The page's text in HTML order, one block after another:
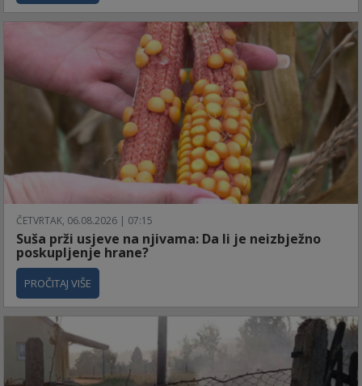
ČETVRTAK, 06.08.2026 | 07:15
Suša prži usjeve na njivama: Da li je neizbježno
poskupljenje hrane?
PROČITAJ VIŠE